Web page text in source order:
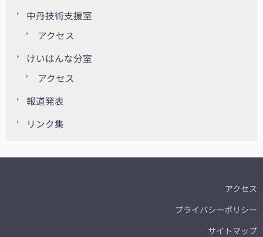
中丹技術支援室
アクセス
けいはんな分室
アクセス
報道発表
リンク集
アクセス
プライバシーポリシー
サイトマップ